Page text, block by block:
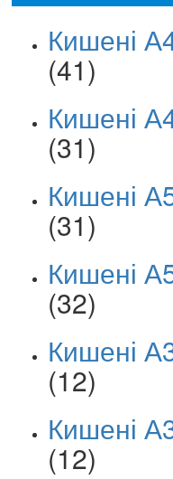
Кишені
(41)
Кишені
(31)
Кишені
(31)
Кишені
(32)
Кишені
(12)
Кишені
(12)